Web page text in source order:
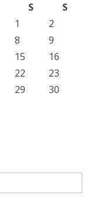
S
S
1
2
8
9
15
16
22
23
29
30